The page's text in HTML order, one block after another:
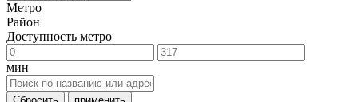
Метро
Район
Доступность метро
мин